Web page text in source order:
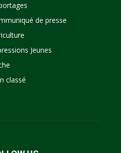
de presse
Jeunes
classé